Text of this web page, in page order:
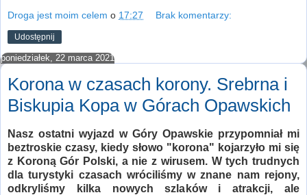
Droga jest moim celem o 17:27 Brak komentarzy:
Udostępnij
poniedziałek, 22 marca 2021
Korona w czasach korony. Srebrna i
Biskupia Kopa w Górach Opawskich
Nasz ostatni wyjazd w Góry Opawskie przypomniał mi
beztroskie czasy, kiedy słowo "korona" kojarzyło mi się
z Koroną Gór Polski, a nie z wirusem. W tych trudnych
dla turystyki czasach wróciliśmy w znane nam rejony,
odkryliśmy kilka nowych szlaków i atrakcji, ale